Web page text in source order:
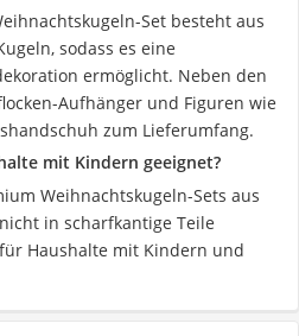
Set besteht aus
sodass es eine
ermöglicht. Neben den
Aufhänger und Figuren wie
zum Lieferumfang.
mit Kindern geeignet?
Weihnachtskugeln-Sets aus
in scharfkantige Teile
Haushalte mit Kindern und